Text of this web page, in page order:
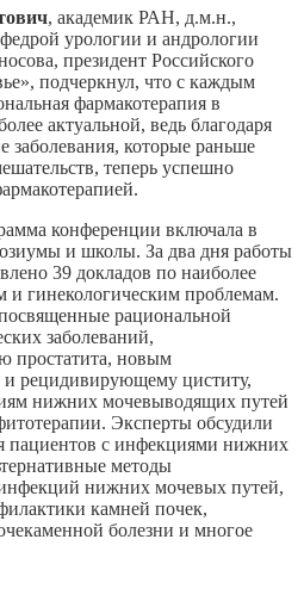
, академик РАН, д.м.н.,
урологии и андрологии
президент Российского
подчеркнул, что с каждым
фармакотерапия в
актуальной, ведь благодаря
заболевания, которые раньше
теперь успешно
конференции включала в
и школы. За два дня работы
39 докладов по наиболее
и гинекологическим проблемам.
рациональной
заболеваний,
простатита, новым
и рецидивирующему циститу,
нижних мочевыводящих путей
Эксперты обсудили
пациентов с инфекциями нижних
методы
нижних мочевых путей,
камней почек,
болезни и многое